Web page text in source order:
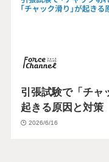
引張試験で「チャ
起きる原因と対策
2026/6/16